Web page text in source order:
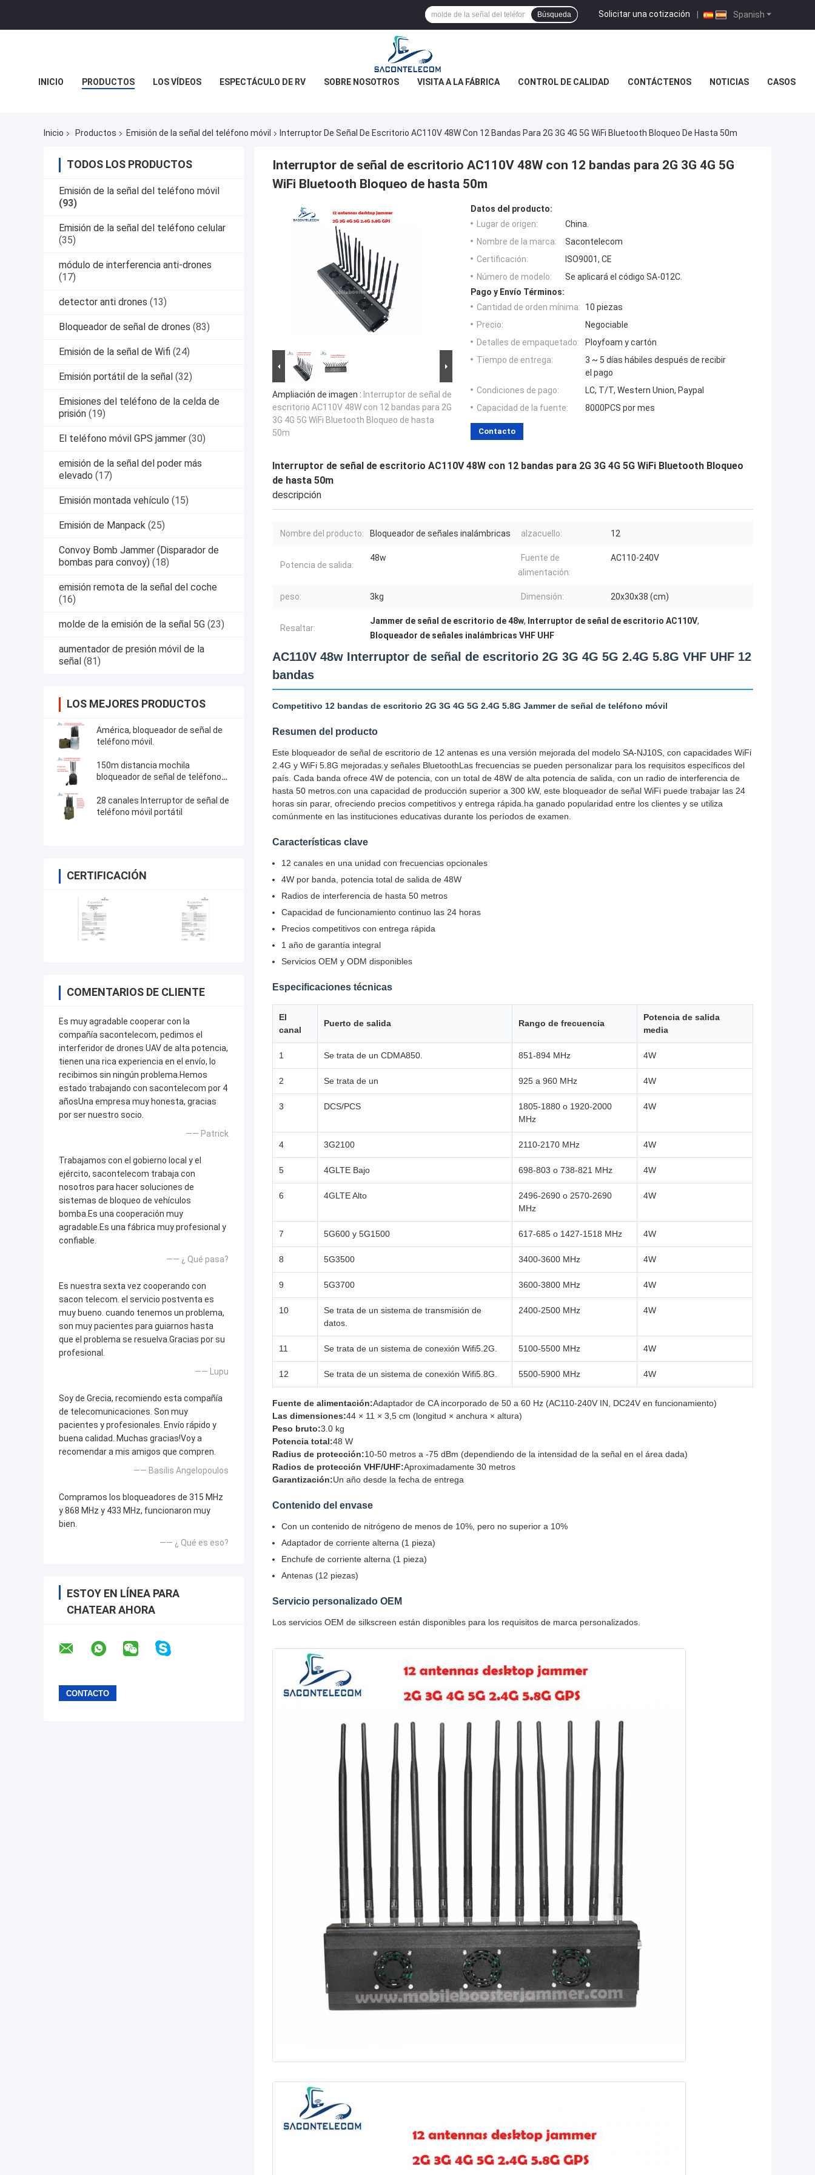
Spanish
Solicitar una cotización |
Búsqueda
INICIO PRODUCTOS LOS VÍDEOS ESPECTÁCULO DE RV SOBRE NOSOTROS VISITA A LA FÁBRICA CONTROL DE CALIDAD CONTÁCTENOS NOTICIAS CASOS
Inicio Productos Emisión de la señal del teléfono móvil Interruptor De Señal De Escritorio AC110V 48W Con 12 Bandas Para 2G 3G 4G 5G WiFi Bluetooth Bloqueo De Hasta 50m
TODOS LOS PRODUCTOS
Emisión de la señal del teléfono móvil
(93)
Emisión de la señal del teléfono celular
(35)
módulo de interferencia anti-drones
(17)
detector anti drones (13)
Bloqueador de señal de drones (83)
Emisión de la señal de Wifi (24)
Emisión portátil de la señal (32)
Emisiones del teléfono de la celda de
prisión (19)
El teléfono móvil GPS jammer (30)
emisión de la señal del poder más
elevado (17)
Emisión montada vehículo (15)
Emisión de Manpack (25)
Convoy Bomb Jammer (Disparador de
bombas para convoy) (18)
emisión remota de la señal del coche
(16)
molde de la emisión de la señal 5G (23)
aumentador de presión móvil de la
señal (81)
LOS MEJORES PRODUCTOS
América, bloqueador de señal de
teléfono móvil.
150m distancia mochila
bloqueador de señal de teléfono
28 canales Interruptor de señal de
teléfono móvil portátil
CERTIFICACIÓN
COMENTARIOS DE CLIENTE
Es muy agradable cooperar con la
compañía sacontelecom, pedimos el
interferidor de drones UAV de alta potencia,
tienen una rica experiencia en el envío, lo
recibimos sin ningún problema.Hemos
estado trabajando con sacontelecom por 4
añosUna empresa muy honesta, gracias
por ser nuestro socio.
—— Patrick
Trabajamos con el gobierno local y el
ejército, sacontelecom trabaja con
nosotros para hacer soluciones de
sistemas de bloqueo de vehículos
bomba.Es una cooperación muy
agradable.Es una fábrica muy profesional y
confiable.
—— ¿ Qué pasa?
Es nuestra sexta vez cooperando con
sacon telecom. el servicio postventa es
muy bueno. cuando tenemos un problema,
son muy pacientes para guiarnos hasta
que el problema se resuelva.Gracias por su
profesional.
—— Lupu
Soy de Grecia, recomiendo esta compañía
de telecomunicaciones. Son muy
pacientes y profesionales. Envío rápido y
buena calidad. Muchas gracias!Voy a
recomendar a mis amigos que compren.
—— Basilis Angelopoulos
Compramos los bloqueadores de 315 MHz
y 868 MHz y 433 MHz, funcionaron muy
bien.
—— ¿ Qué es eso?
ESTOY EN LÍNEA PARA
CHATEAR AHORA
Interruptor de señal de escritorio AC110V 48W con 12 bandas para 2G 3G 4G 5G
WiFi Bluetooth Bloqueo de hasta 50m
Ampliación de imagen : Interruptor de señal de
escritorio AC110V 48W con 12 bandas para 2G
3G 4G 5G WiFi Bluetooth Bloqueo de hasta
50m
Datos del producto:
Lugar de origen:
China.
Nombre de la marca:
Sacontelecom
Certificación:
ISO9001, CE
Número de modelo:
Se aplicará el código SA-012C.
Pago y Envío Términos:
Cantidad de orden mínima:
10 piezas
Precio:
Negociable
Detalles de empaquetado:
Ployfoam y cartón
Tiempo de entrega:
3 ~ 5 días hábiles después de recibir
el pago
Condiciones de pago:
LC, T/T, Western Union, Paypal
Capacidad de la fuente:
8000PCS por mes
Contacto
Interruptor de señal de escritorio AC110V 48W con 12 bandas para 2G 3G 4G 5G WiFi Bluetooth Bloqueo
de hasta 50m
descripción
Nombre del producto: Bloqueador de señales inalámbricas alzacuello: 12
Potencia de salida:
48w
Fuente de
alimentación:
AC110-240V
peso: 3kg Dimensión: 20x30x38 (cm)
Resaltar:
Jammer de señal de escritorio de 48w, Interruptor de señal de escritorio AC110V,
Bloqueador de señales inalámbricas VHF UHF
AC110V 48w Interruptor de señal de escritorio 2G 3G 4G 5G 2.4G 5.8G VHF UHF 12
bandas
Competitivo 12 bandas de escritorio 2G 3G 4G 5G 2.4G 5.8G Jammer de señal de teléfono móvil
Resumen del producto
Este bloqueador de señal de escritorio de 12 antenas es una versión mejorada del modelo SA-NJ10S, con capacidades WiFi
2.4G y WiFi 5.8G mejoradas.y señales BluetoothLas frecuencias se pueden personalizar para los requisitos específicos del
país. Cada banda ofrece 4W de potencia, con un total de 48W de alta potencia de salida, con un radio de interferencia de
hasta 50 metros.con una capacidad de producción superior a 300 kW, este bloqueador de señal WiFi puede trabajar las 24
horas sin parar, ofreciendo precios competitivos y entrega rápida.ha ganado popularidad entre los clientes y se utiliza
comúnmente en las instituciones educativas durante los períodos de examen.
Características clave
12 canales en una unidad con frecuencias opcionales
4W por banda, potencia total de salida de 48W
Radios de interferencia de hasta 50 metros
Capacidad de funcionamiento continuo las 24 horas
Precios competitivos con entrega rápida
1 año de garantía integral
Servicios OEM y ODM disponibles
Especificaciones técnicas
El
canal
Puerto de salida Rango de frecuencia
Potencia de salida
media
1 Se trata de un CDMA850. 851-894 MHz 4W
2 Se trata de un 925 a 960 MHz 4W
3 DCS/PCS
1805-1880 o 1920-2000
MHz
4W
4 3G2100 2110-2170 MHz 4W
5 4GLTE Bajo 698-803 o 738-821 MHz 4W
6 4GLTE Alto
2496-2690 o 2570-2690
MHz
4W
7 5G600 y 5G1500 617-685 o 1427-1518 MHz 4W
8 5G3500 3400-3600 MHz 4W
9 5G3700 3600-3800 MHz 4W
10
Se trata de un sistema de transmisión de
datos.
2400-2500 MHz 4W
11 Se trata de un sistema de conexión Wifi5.2G. 5100-5500 MHz 4W
12 Se trata de un sistema de conexión Wifi5.8G. 5500-5900 MHz 4W
Fuente de alimentación:Adaptador de CA incorporado de 50 a 60 Hz (AC110-240V IN, DC24V en funcionamiento)
Las dimensiones:44 × 11 × 3,5 cm (longitud × anchura × altura)
Peso bruto:3.0 kg
Potencia total:48 W
Radius de protección:10-50 metros a -75 dBm (dependiendo de la intensidad de la señal en el área dada)
Radios de protección VHF/UHF:Aproximadamente 30 metros
Garantización:Un año desde la fecha de entrega
Contenido del envase
Con un contenido de nitrógeno de menos de 10%, pero no superior a 10%
Adaptador de corriente alterna (1 pieza)
Enchufe de corriente alterna (1 pieza)
Antenas (12 piezas)
Servicio personalizado OEM
Los servicios OEM de silkscreen están disponibles para los requisitos de marca personalizados.